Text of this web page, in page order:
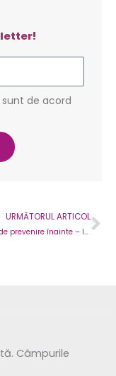
de acord
URMĂTORUL ARTICOL
Cu măsuri de prevenire înainte – la muncă!
Câmpurile